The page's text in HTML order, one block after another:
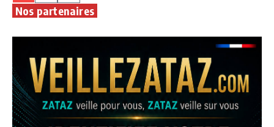
Nos partenaires